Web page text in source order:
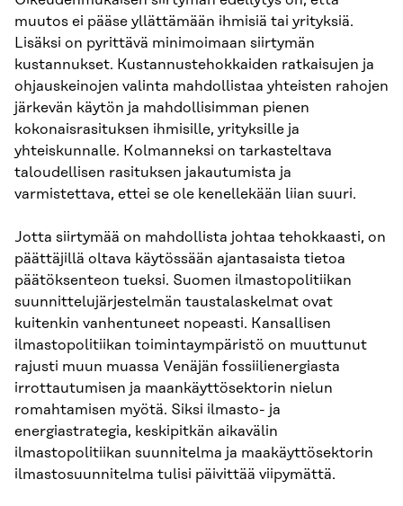
muutos ei pääse yllättämään ihmisiä tai yrityksiä.
Lisäksi on pyrittävä minimoimaan siirtymän
kustannukset. Kustannustehokkaiden ratkaisujen ja
ohjauskeinojen valinta mahdollistaa yhteisten rahojen
järkevän käytön ja mahdollisimman pienen
kokonaisrasituksen ihmisille, yrityksille ja
yhteiskunnalle. Kolmanneksi on tarkasteltava
taloudellisen rasituksen jakautumista ja
varmistettava, ettei se ole kenellekään liian suuri.
Jotta siirtymää on mahdollista johtaa tehokkaasti, on
päättäjillä oltava käytössään ajantasaista tietoa
päätöksenteon tueksi. Suomen ilmastopolitiikan
suunnittelujärjestelmän taustalaskelmat ovat
kuitenkin vanhentuneet nopeasti. Kansallisen
ilmastopolitiikan toimintaympäristö on muuttunut
rajusti muun muassa Venäjän fossiilienergiasta
irrottautumisen ja maankäyttösektorin nielun
romahtamisen myötä. Siksi ilmasto- ja
energiastrategia, keskipitkän aikavälin
ilmastopolitiikan suunnitelma ja maakäyttösektorin
ilmastosuunnitelma tulisi päivittää viipymättä.